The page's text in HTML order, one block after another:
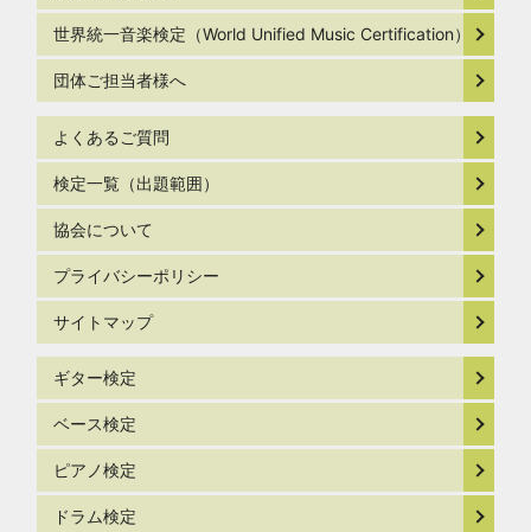
世界統一音楽検定（World Unified Music Certification）
団体ご担当者様へ
よくあるご質問
検定一覧（出題範囲）
協会について
プライバシーポリシー
サイトマップ
ギター検定
ベース検定
ピアノ検定
ドラム検定